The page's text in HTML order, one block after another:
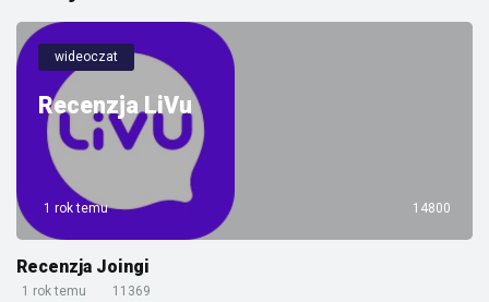
wideoczat
Recenzja LiVu
1 rok temu 14800
Recenzja Joingi
1 rok temu 11369